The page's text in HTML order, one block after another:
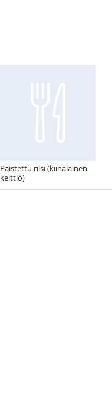
Paistettu riisi (kiinalainen
keittiö)